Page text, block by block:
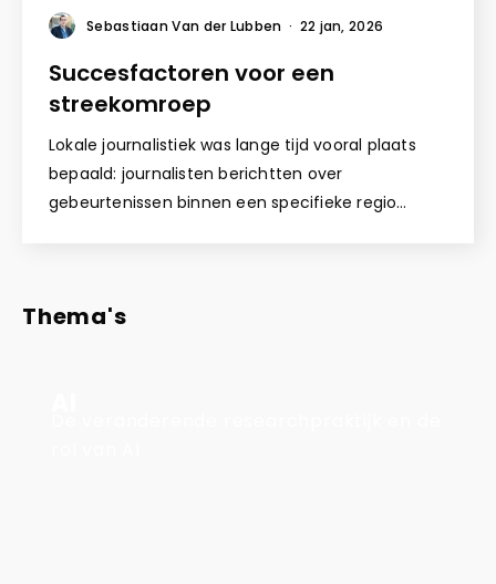
Sebastiaan Van der Lubben · 22 jan, 2026
Succesfactoren voor een
streekomroep
Lokale journalistiek was lange tijd vooral plaats
bepaald: journalisten berichtten over
gebeurtenissen binnen een specifieke regio…
Thema's